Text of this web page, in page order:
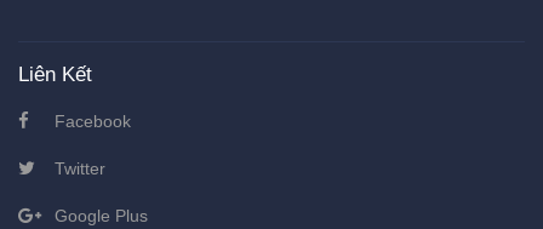
Liên Kết
Facebook
Twitter
Google Plus